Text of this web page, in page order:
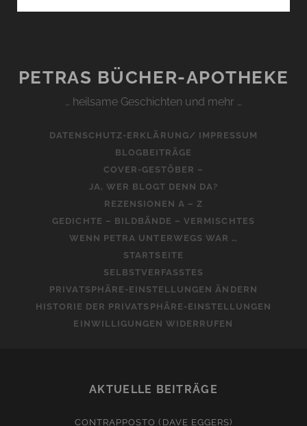
PETRAS BÜCHER-APOTHEKE
… heilsame Geschichten und mehr …
DATENSCHUTZ-ERKLÄRUNG/ IMPRESSUM
BLOGBEITRÄGE
COVER-GESTÖBER –
JA, WER BLOGT DENN DA?
REZENSIONEN A – Z
GEDICHTE – BILDBÄNDE – VERMISCHTES
WENN PETRA UNTERWEGS WAR …
STARTSEITE
SELBSTVERFASSTES
PRIVATSPHÄRE-EINSTELLUNGEN ÄNDERN
HISTORIE DER PRIVATSPHÄRE-EINSTELLUNGEN
EINWILLIGUNGEN WIDERRUFEN
AKTUELLE BEITRÄGE
CONTRAPPOSTO (DAVE EGGERS)